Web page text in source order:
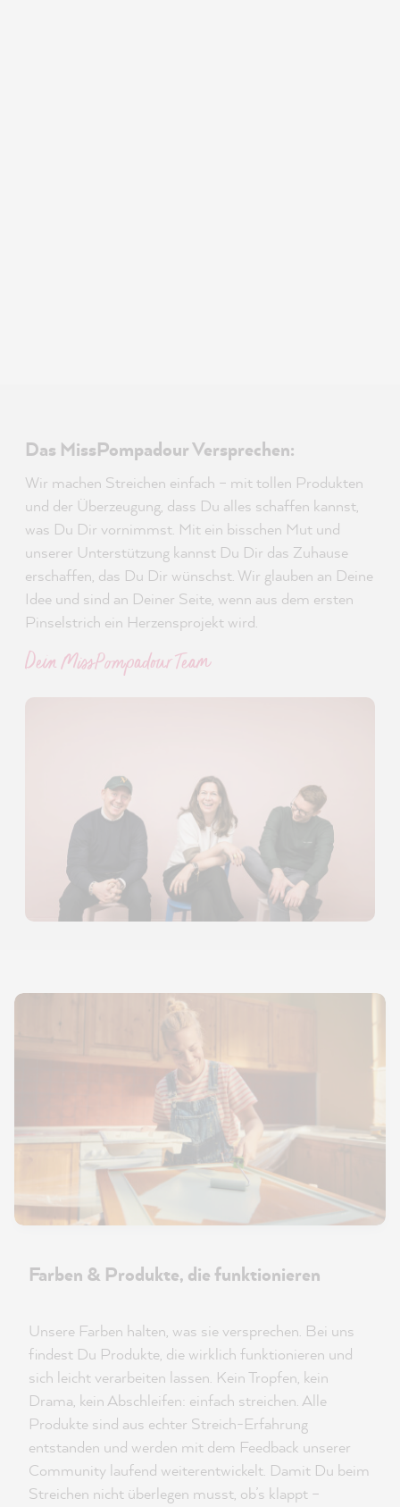
Das MissPompadour Versprechen:
Wir machen Streichen einfach – mit tollen Produkten
und der Überzeugung, dass Du alles schaffen kannst,
was Du Dir vornimmst. Mit ein bisschen Mut und
unserer Unterstützung kannst Du Dir das Zuhause
erschaffen, das Du Dir wünschst. Wir glauben an Deine
Idee und sind an Deiner Seite, wenn aus dem ersten
Pinselstrich ein Herzensprojekt wird.
Dein MissPompadour Team
Farben & Produkte, die funktionieren
Unsere Farben halten, was sie versprechen. Bei uns
findest Du Produkte, die wirklich funktionieren und
sich leicht verarbeiten lassen. Kein Tropfen, kein
Drama, kein Abschleifen: einfach streichen. Alle
Produkte sind aus echter Streich-Erfahrung
entstanden und werden mit dem Feedback unserer
Community laufend weiterentwickelt. Damit Du beim
Streichen nicht überlegen musst, ob’s klappt –